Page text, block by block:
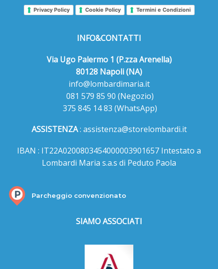
Privacy Policy Cookie Policy Termini e Condizioni
INFO&CONTATTI
Via Ugo Palermo 1 (P.zza Arenella)
80128 Napoli (NA)
info@lombardimaria.it
081 579 85 90 (Negozio)
375 845 14 83 (WhatsApp)
ASSISTENZA: assistenza@storelombardi.it
IBAN : IT22A0200803454000003901657 Intestato a
Lombardi Maria s.a.s di Peduto Paola
Parcheggio convenzionato
SIAMO ASSOCIATI